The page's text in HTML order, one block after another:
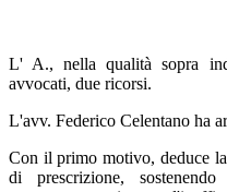
L' A., nella qualità sopra
avvocati, due ricorsi.
L'avv. Federico Celentano ha
Con il primo motivo, deduce
di prescrizione,